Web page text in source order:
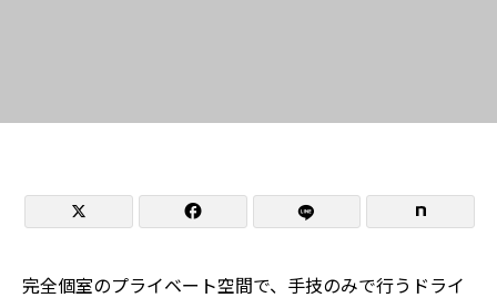
 
完全個室のプライベート空間で、手技のみで行うドライ